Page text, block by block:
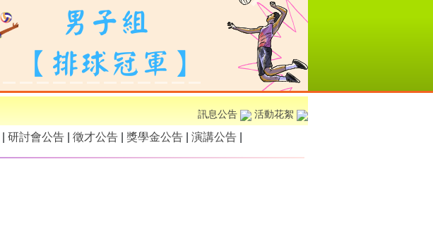
Next
訊息公告 活動花絮
研討會公告| 徵才公告| 獎學金公告| 演講公告|